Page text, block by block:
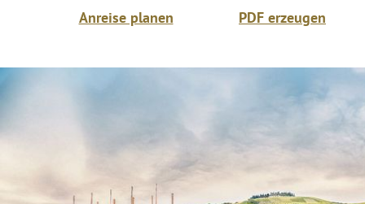
Anreise planen PDF erzeugen